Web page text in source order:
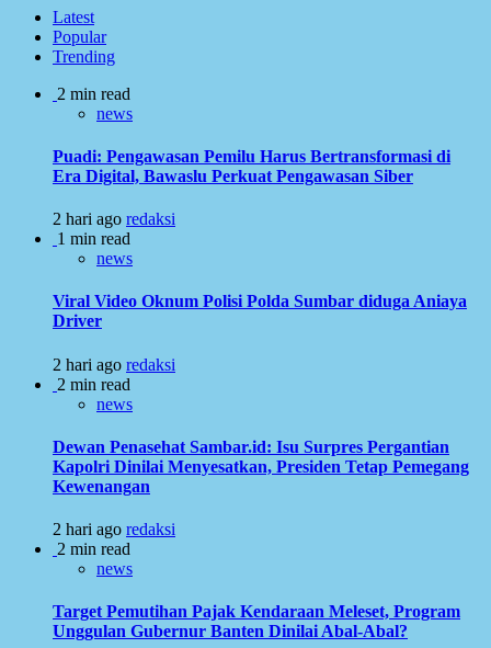
Latest
Popular
Trending
2 min read
news
Puadi: Pengawasan Pemilu Harus Bertransformasi di
Era Digital, Bawaslu Perkuat Pengawasan Siber
2 hari ago redaksi
1 min read
news
Viral Video Oknum Polisi Polda Sumbar diduga Aniaya
Driver
2 hari ago redaksi
2 min read
news
Dewan Penasehat Sambar.id: Isu Surpres Pergantian
Kapolri Dinilai Menyesatkan, Presiden Tetap Pemegang
Kewenangan
2 hari ago redaksi
2 min read
news
Target Pemutihan Pajak Kendaraan Meleset, Program
Unggulan Gubernur Banten Dinilai Abal-Abal?